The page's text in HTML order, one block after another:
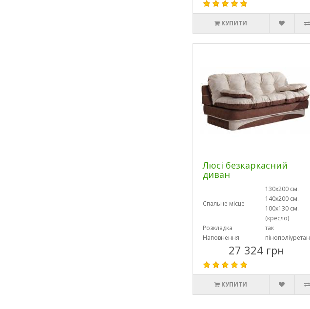
КУПИТИ
Люсі безкаркасний
диван
Спальне місце
130х200 см.
140х200 см.
100х130 см.
(кресло)
Розкладка
так
Наповнення
пінополіуретан
27 324 грн
КУПИТИ